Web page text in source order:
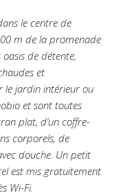
le centre de
m de la promenade
de détente,
et
le jardin intérieur ou
et sont toutes
plat, d’un coffre-
corporels, de
douche. Un petit
est mis gratuitement
Wi-Fi.